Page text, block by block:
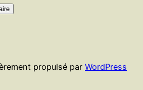
propulsé par WordPress